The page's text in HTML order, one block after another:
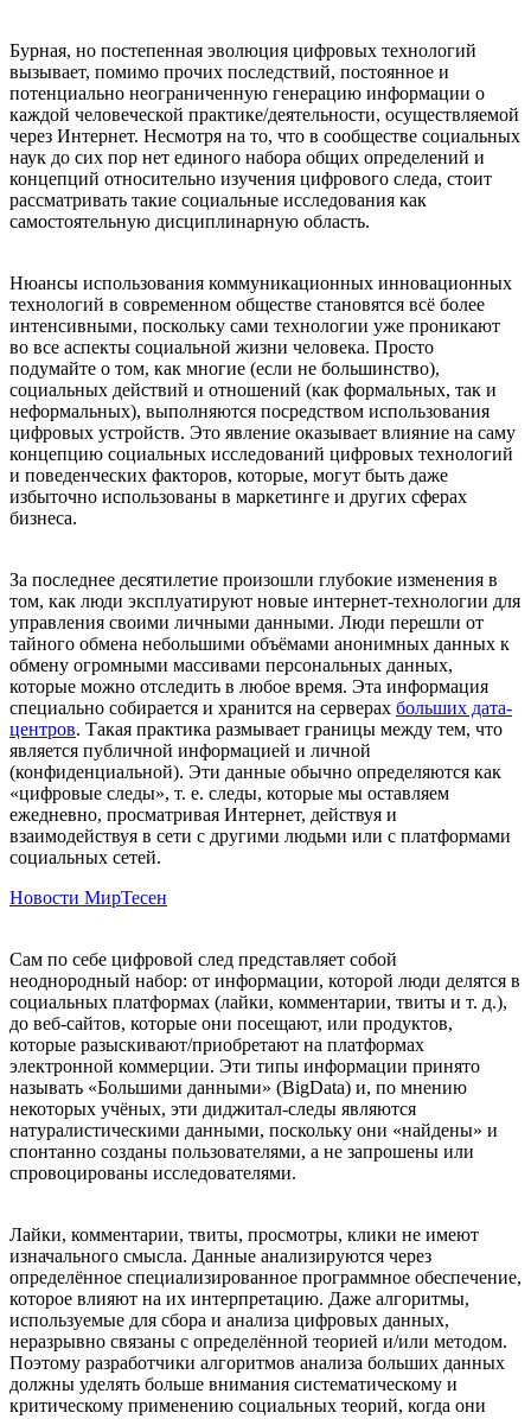
Бурная, но постепенная эволюция цифровых технологий
вызывает, помимо прочих последствий, постоянное и
потенциально неограниченную генерацию информации о
каждой человеческой практике/деятельности, осуществляемой
через Интернет. Несмотря на то, что в сообществе социальных
наук до сих пор нет единого набора общих определений и
концепций относительно изучения цифрового следа, стоит
рассматривать такие социальные исследования как
самостоятельную дисциплинарную область.
Нюансы использования коммуникационных инновационных
технологий в современном обществе становятся всё более
интенсивными, поскольку сами технологии уже проникают
во все аспекты социальной жизни человека. Просто
подумайте о том, как многие (если не большинство),
социальных действий и отношений (как формальных, так и
неформальных), выполняются посредством использования
цифровых устройств. Это явление оказывает влияние на саму
концепцию социальных исследований цифровых технологий
и поведенческих факторов, которые, могут быть даже
избыточно использованы в маркетинге и других сферах
бизнеса.
За последнее десятилетие произошли глубокие изменения в
том, как люди эксплуатируют новые интернет-технологии для
управления своими личными данными. Люди перешли от
тайного обмена небольшими объёмами анонимных данных к
обмену огромными массивами персональных данных,
которые можно отследить в любое время. Эта информация
специально собирается и хранится на серверах больших дата-
центров. Такая практика размывает границы между тем, что
является публичной информацией и личной
(конфиденциальной). Эти данные обычно определяются как
«цифровые следы», т. е. следы, которые мы оставляем
ежедневно, просматривая Интернет, действуя и
взаимодействуя в сети с другими людьми или с платформами
социальных сетей.
Новости МирТесен
Сам по себе цифровой след представляет собой
неоднородный набор: от информации, которой люди делятся в
социальных платформах (лайки, комментарии, твиты и т. д.),
до веб-сайтов, которые они посещают, или продуктов,
которые разыскивают/приобретают на платформах
электронной коммерции. Эти типы информации принято
называть «Большими данными» (BigData) и, по мнению
некоторых учёных, эти диджитал-следы являются
натуралистическими данными, поскольку они «найдены» и
спонтанно созданы пользователями, а не запрошены или
спровоцированы исследователями.
Лайки, комментарии, твиты, просмотры, клики не имеют
изначального смысла. Данные анализируются через
определённое специализированное программное обеспечение,
которое влияют на их интерпретацию. Даже алгоритмы,
используемые для сбора и анализа цифровых данных,
неразрывно связаны с определённой теорией и/или методом.
Поэтому разработчики алгоритмов анализа больших данных
должны уделять больше внимания систематическому и
критическому применению социальных теорий, когда они